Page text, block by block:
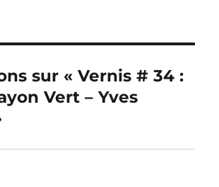
sur « Vernis # 34 :
Vert – Yves